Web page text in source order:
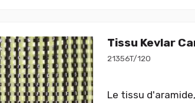
Tissu Kevlar
21356T/120
Le tissu